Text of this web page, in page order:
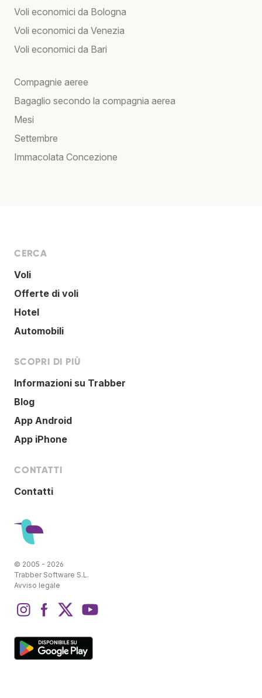
Voli economici da Bologna
Voli economici da Venezia
Voli economici da Bari
Compagnie aeree
Bagaglio secondo la compagnia aerea
Mesi
Settembre
Immacolata Concezione
CERCA
Voli
Offerte di voli
Hotel
Automobili
SCOPRI DI PIÙ
Informazioni su Trabber
Blog
App Android
App iPhone
CONTATTI
Contatti
© 2005 - 2026
Trabber Software S.L.
Avviso legale